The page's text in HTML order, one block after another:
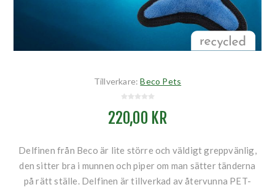
Tillverkare: Beco Pets
220,00 KR
Delfinen från Beco är lite större och väldigt greppvänlig,
den sitter bra i munnen och piper om man sätter tänderna
på rätt ställe. Delfinen är tillverkad av återvunna PET-